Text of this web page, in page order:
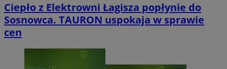
Ciepło z Elektrowni Łagisza popłynie do
Sosnowca. TAURON uspokaja w sprawie
cen